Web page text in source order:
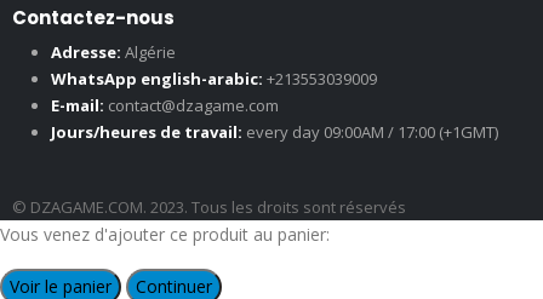
Contactez-nous
Adresse: Algérie
WhatsApp english-arabic: +213553039009
E-mail: contact@dzagame.com
Jours/heures de travail: every day 09:00AM / 17:00 (+1GMT)
© DZAGAME.COM. 2023. Tous les droits sont réservés
Vous venez d'ajouter ce produit au panier:
Voir le panier Continuer